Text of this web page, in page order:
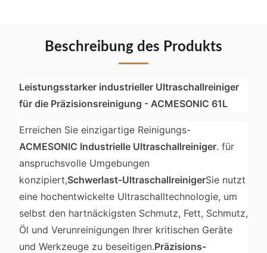
Beschreibung des Produkts
Leistungsstarker industrieller Ultraschallreiniger
für die Präzisionsreinigung - ACMESONIC 61L
Erreichen Sie einzigartige Reinigungs-
ACMESONIC Industrielle Ultraschallreiniger. für
anspruchsvolle Umgebungen
konzipiert,Schwerlast-UltraschallreinigerSie nutzt
eine hochentwickelte Ultraschalltechnologie, um
selbst den hartnäckigsten Schmutz, Fett, Schmutz,
Öl und Verunreinigungen Ihrer kritischen Geräte
und Werkzeuge zu beseitigen.Präzisions-